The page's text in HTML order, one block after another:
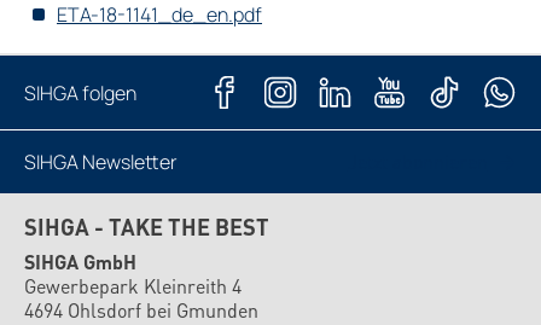
ETA-18-1141_de_en.pdf
SIHGA folgen
SIHGA Newsletter
SIHGA - TAKE THE BEST
SIHGA GmbH
Gewerbepark Kleinreith 4
4694 Ohlsdorf bei Gmunden